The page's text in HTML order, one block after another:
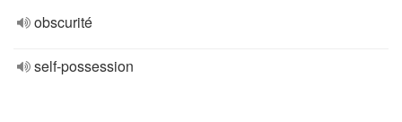
obscurité
self-possession